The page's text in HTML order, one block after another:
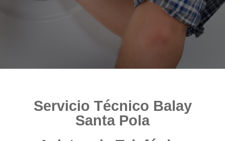
Servicio Técnico Balay
Santa Pola